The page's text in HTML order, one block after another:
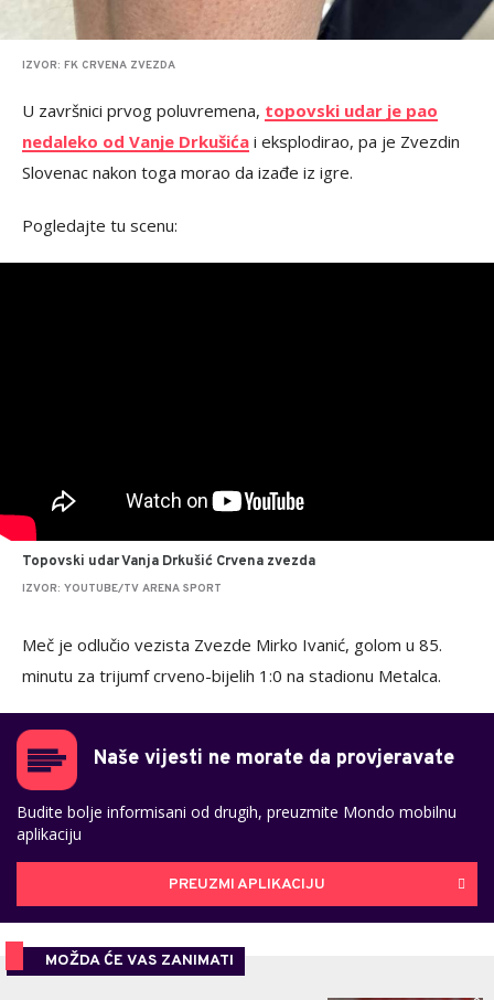
IZVOR: FK CRVENA ZVEZDA
U završnici prvog poluvremena, topovski udar je pao
nedaleko od Vanje Drkušića i eksplodirao, pa je Zvezdin
Slovenac nakon toga morao da izađe iz igre.
Pogledajte tu scenu:
Topovski udar Vanja Drkušić Crvena zvezda
IZVOR: YOUTUBE/TV ARENA SPORT
Meč je odlučio vezista Zvezde Mirko Ivanić, golom u 85.
minutu za trijumf crveno-bijelih 1:0 na stadionu Metalca.
Naše vijesti ne morate da provjeravate
Budite bolje informisani od drugih, preuzmite Mondo mobilnu
aplikaciju
PREUZMI APLIKACIJU
MOŽDA ĆE VAS ZANIMATI